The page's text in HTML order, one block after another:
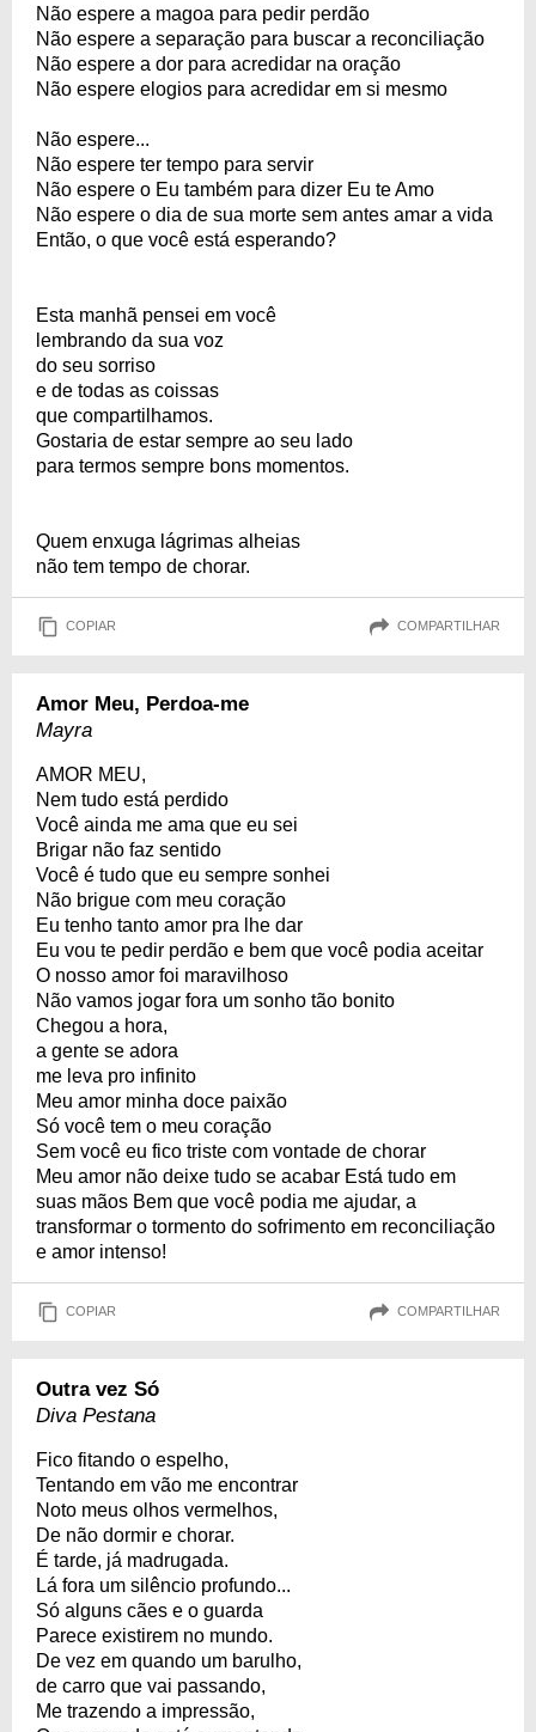
Não espere a magoa para pedir perdão
Não espere a separação para buscar a reconciliação
Não espere a dor para acredidar na oração
Não espere elogios para acredidar em si mesmo
Não espere...
Não espere ter tempo para servir
Não espere o Eu também para dizer Eu te Amo
Não espere o dia de sua morte sem antes amar a vida
Então, o que você está esperando?
Esta manhã pensei em você
lembrando da sua voz
do seu sorriso
e de todas as coissas
que compartilhamos.
Gostaria de estar sempre ao seu lado
para termos sempre bons momentos.
Quem enxuga lágrimas alheias
não tem tempo de chorar.
COPIAR COMPARTILHAR
Amor Meu, Perdoa-me
Mayra
AMOR MEU,
Nem tudo está perdido
Você ainda me ama que eu sei
Brigar não faz sentido
Você é tudo que eu sempre sonhei
Não brigue com meu coração
Eu tenho tanto amor pra lhe dar
Eu vou te pedir perdão e bem que você podia aceitar
O nosso amor foi maravilhoso
Não vamos jogar fora um sonho tão bonito
Chegou a hora,
a gente se adora
me leva pro infinito
Meu amor minha doce paixão
Só você tem o meu coração
Sem você eu fico triste com vontade de chorar
Meu amor não deixe tudo se acabar Está tudo em
suas mãos Bem que você podia me ajudar, a
transformar o tormento do sofrimento em reconciliação
e amor intenso!
COPIAR COMPARTILHAR
Outra vez Só
Diva Pestana
Fico fitando o espelho,
Tentando em vão me encontrar
Noto meus olhos vermelhos,
De não dormir e chorar.
É tarde, já madrugada.
Lá fora um silêncio profundo...
Só alguns cães e o guarda
Parece existirem no mundo.
De vez em quando um barulho,
de carro que vai passando,
Me trazendo a impressão,